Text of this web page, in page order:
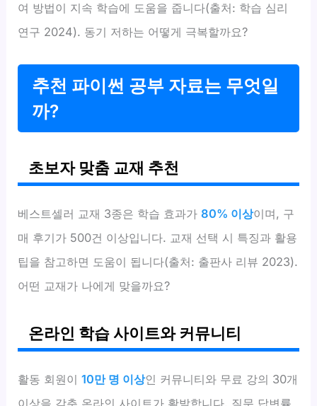
여 방법이 지속 학습에 도움을 줍니다(출처: 학습 심리
연구 2024). 동기 저하는 어떻게 극복할까요?
추천 파이썬 공부 자료는 무엇일
까?
초보자 맞춤 교재 추천
베스트셀러 교재 3종은 학습 효과가80% 이상이며, 구
매 후기가 500건 이상입니다. 교재 선택 시 특징과 활용
팁을 참고하면 도움이 됩니다(출처: 출판사 리뷰 2023).
어떤 교재가 나에게 맞을까요?
온라인 학습 사이트와 커뮤니티
활동 회원이10만 명 이상인 커뮤니티와 무료 강의 30개